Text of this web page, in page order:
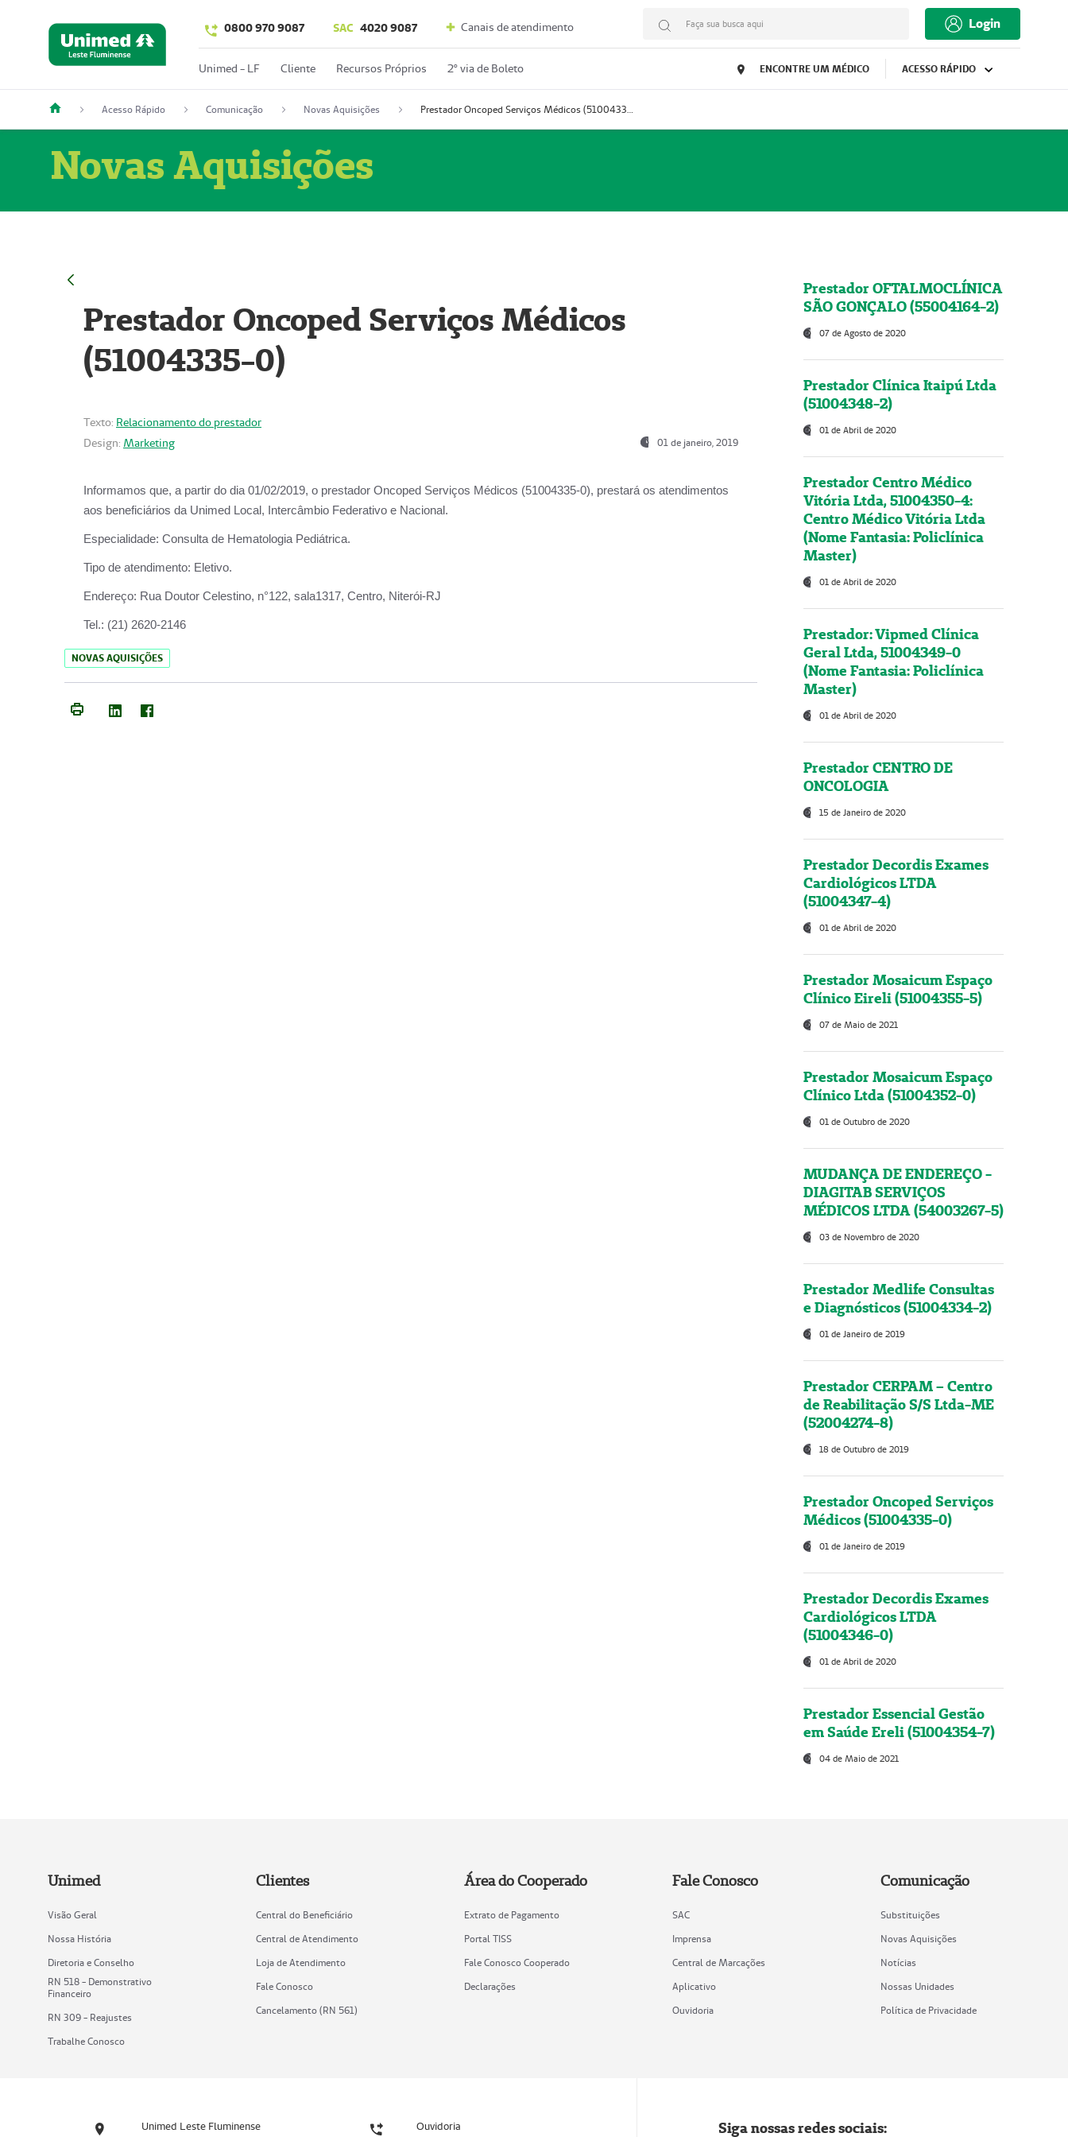
0800 970 9087 SAC 4020 9087 Canais de atendimento Faça sua busca aqui Login
Unimed - LF Cliente Recursos Próprios 2º via de Boleto ENCONTRE UM MÉDICO ACESSO RÁPIDO
Acesso Rápido Comunicação Novas Aquisições Prestador Oncoped Serviços Médicos (51004335-0)
Novas Aquisições
Prestador Oncoped Serviços Médicos
(51004335-0)
Texto: Relacionamento do prestador
Design: Marketing 01 de janeiro, 2019
Informamos que, a partir do dia 01/02/2019, o prestador Oncoped Serviços Médicos (51004335-0), prestará os atendimentos
aos beneficiários da Unimed Local, Intercâmbio Federativo e Nacional.
Especialidade: Consulta de Hematologia Pediátrica.
Tipo de atendimento: Eletivo.
Endereço: Rua Doutor Celestino, n°122, sala1317, Centro, Niterói-RJ
Tel.: (21) 2620-2146
NOVAS AQUISIÇÕES
Prestador OFTALMOCLÍNICA
SÃO GONÇALO (55004164-2)
07 de Agosto de 2020
Prestador Clínica Itaipú Ltda
(51004348-2)
01 de Abril de 2020
Prestador Centro Médico
Vitória Ltda, 51004350-4:
Centro Médico Vitória Ltda
(Nome Fantasia: Policlínica
Master)
01 de Abril de 2020
Prestador: Vipmed Clínica
Geral Ltda, 51004349-0
(Nome Fantasia: Policlínica
Master)
01 de Abril de 2020
Prestador CENTRO DE
ONCOLOGIA
15 de Janeiro de 2020
Prestador Decordis Exames
Cardiológicos LTDA
(51004347-4)
01 de Abril de 2020
Prestador Mosaicum Espaço
Clínico Eireli (51004355-5)
07 de Maio de 2021
Prestador Mosaicum Espaço
Clínico Ltda (51004352-0)
01 de Outubro de 2020
MUDANÇA DE ENDEREÇO -
DIAGITAB SERVIÇOS
MÉDICOS LTDA (54003267-5)
03 de Novembro de 2020
Prestador Medlife Consultas
e Diagnósticos (51004334-2)
01 de Janeiro de 2019
Prestador CERPAM – Centro
de Reabilitação S/S Ltda-ME
(52004274-8)
18 de Outubro de 2019
Prestador Oncoped Serviços
Médicos (51004335-0)
01 de Janeiro de 2019
Prestador Decordis Exames
Cardiológicos LTDA
(51004346-0)
01 de Abril de 2020
Prestador Essencial Gestão
em Saúde Ereli (51004354-7)
04 de Maio de 2021
Unimed
Visão Geral
Nossa História
Diretoria e Conselho
RN 518 - Demonstrativo
Financeiro
RN 309 - Reajustes
Trabalhe Conosco
Clientes
Central do Beneficiário
Central de Atendimento
Loja de Atendimento
Fale Conosco
Cancelamento (RN 561)
Área do Cooperado
Extrato de Pagamento
Portal TISS
Fale Conosco Cooperado
Declarações
Fale Conosco
SAC
Imprensa
Central de Marcações
Aplicativo
Ouvidoria
Comunicação
Substituições
Novas Aquisições
Notícias
Nossas Unidades
Política de Privacidade
Unimed Leste Fluminense Ouvidoria Siga nossas redes sociais: